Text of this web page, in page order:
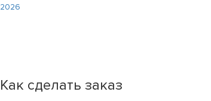
2026
Как сделать заказ